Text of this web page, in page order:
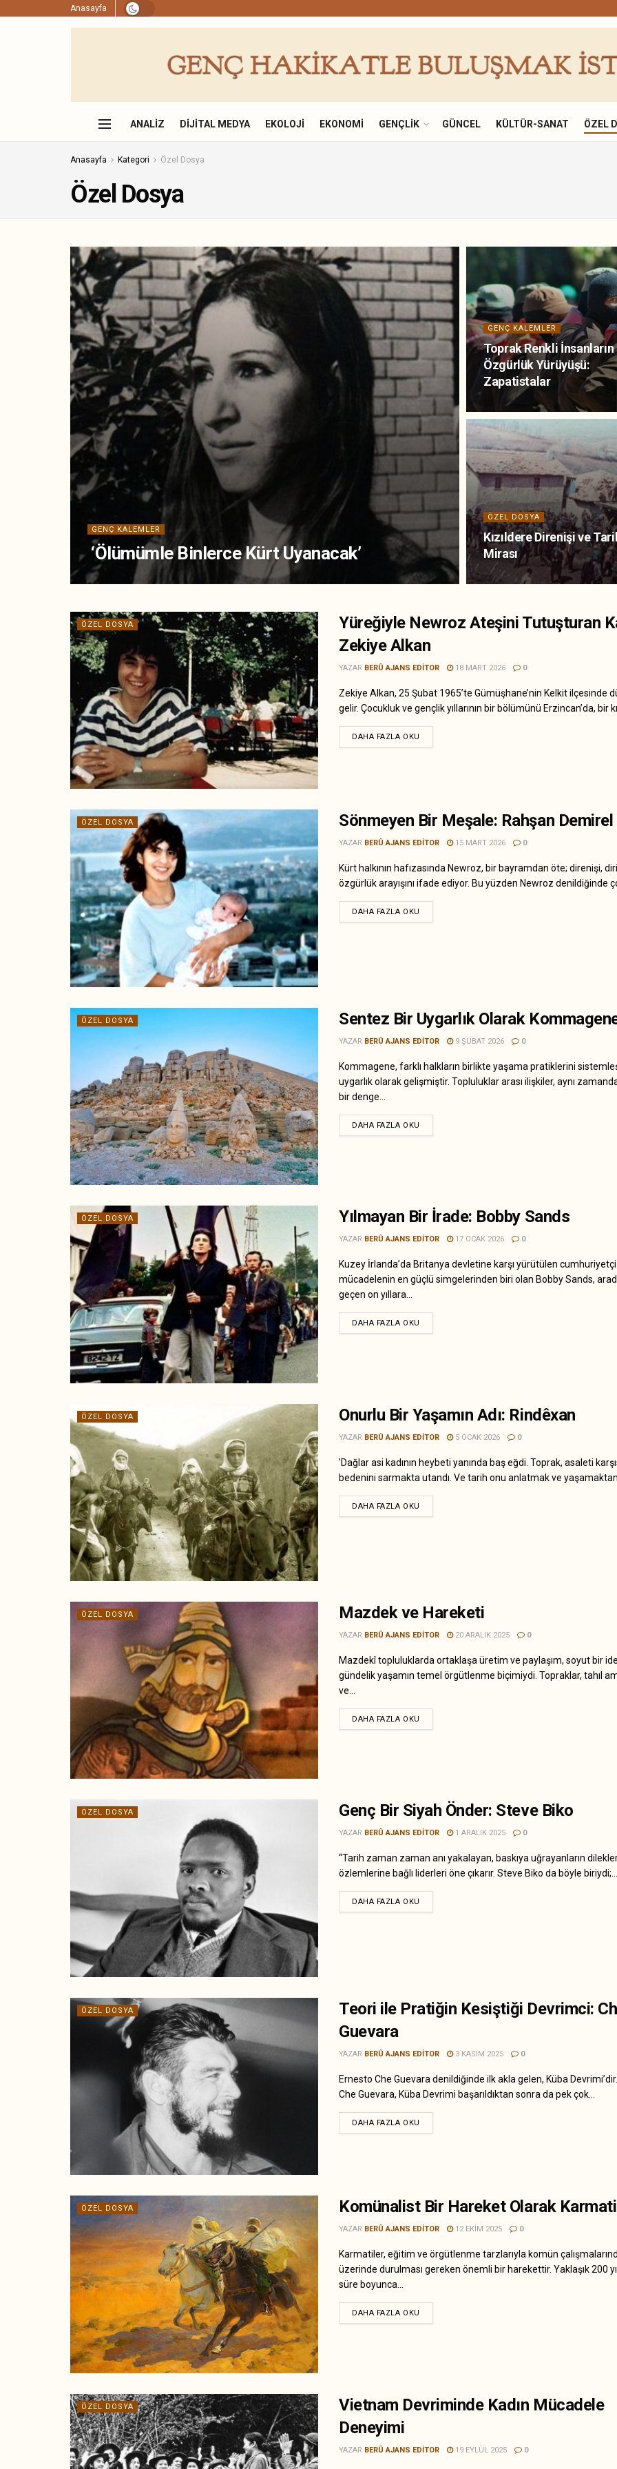
Anasayfa
ANALIZ DIJITAL MEDYA EKOLOJI EKONOMI GENÇLIK GÜNCEL KÜLTÜR-SANAT ÖZEL
Anasayfa Kategori Özel Dosya
Özel Dosya
GENÇ KALEMLER
‘Ölümümle Binlerce Kürt Uyanacak’
GENÇ KALEMLER
Toprak Renkli İnsanların
Özgürlük Yürüyüşü:
Zapatistalar
ÖZEL DOSYA
Kızıldere Direnişi ve
Mirası
ÖZEL DOSYA
Yüreğiyle Newroz Ateşini Tutuşturan
Zekiye Alkan
YAZAR BERÛ AJANS EDITOR 18 MART 2026 0
Zekiye Alkan, 25 Şubat 1965’te Gümüşhane’nin Kelkit ilçesinde
gelir. Çocukluk ve gençlik yıllarının bir bölümünü Erzincan’da, bir
DAHA FAZLA OKU
ÖZEL DOSYA Sönmeyen Bir Meşale: Rahşan Demirel
YAZAR BERÛ AJANS EDITOR 15 MART 2026 0
Kürt halkının hafızasında Newroz, bir bayramdan öte; direnişi,
özgürlük arayışını ifade ediyor. Bu yüzden Newroz denildiğinde
DAHA FAZLA OKU
ÖZEL DOSYA Sentez Bir Uygarlık Olarak
YAZAR BERÛ AJANS EDITOR 9 ŞUBAT 2026 0
Kommagene, farklı halkların birlikte yaşama pratiklerini
uygarlık olarak gelişmiştir. Topluluklar arası ilişkiler, aynı
bir denge...
DAHA FAZLA OKU
ÖZEL DOSYA Yılmayan Bir İrade: Bobby Sands
YAZAR BERÛ AJANS EDITOR 17 OCAK 2026 0
Kuzey İrlanda’da Britanya devletine karşı yürütülen cumhuriyetçi
mücadelenin en güçlü simgelerinden biri olan Bobby Sands,
geçen on yıllara...
DAHA FAZLA OKU
ÖZEL DOSYA Onurlu Bir Yaşamın Adı: Rindêxan
YAZAR BERÛ AJANS EDITOR 5 OCAK 2026 0
'Dağlar asi kadının heybeti yanında baş eğdi. Toprak, asaleti
bedenini sarmakta utandı. Ve tarih onu anlatmak ve
DAHA FAZLA OKU
ÖZEL DOSYA Mazdek ve Hareketi
YAZAR BERÛ AJANS EDITOR 20 ARALIK 2025 0
Mazdekî topluluklarda ortaklaşa üretim ve paylaşım, soyut bir
gündelik yaşamın temel örgütlenme biçimiydi. Topraklar, tahıl
ve...
DAHA FAZLA OKU
ÖZEL DOSYA Genç Bir Siyah Önder: Steve Biko
YAZAR BERÛ AJANS EDITOR 1 ARALIK 2025 0
“Tarih zaman zaman anı yakalayan, baskıya uğrayanların
özlemlerine bağlı liderleri öne çıkarır. Steve Biko da böyle biriydi;...
DAHA FAZLA OKU
ÖZEL DOSYA
Teori ile Pratiğin Kesiştiği Devrimci:
Guevara
YAZAR BERÛ AJANS EDITOR 3 KASIM 2025 0
Ernesto Che Guevara denildiğinde ilk akla gelen, Küba
Che Guevara, Küba Devrimi başarıldıktan sonra da pek çok...
DAHA FAZLA OKU
ÖZEL DOSYA Komünalist Bir Hareket Olarak
YAZAR BERÛ AJANS EDITOR 12 EKIM 2025 0
Karmatiler, eğitim ve örgütlenme tarzlarıyla komün
üzerinde durulması gereken önemli bir harekettir. Yaklaşık 200
süre boyunca...
DAHA FAZLA OKU
ÖZEL DOSYA
Vietnam Devriminde Kadın Mücadele
Deneyimi
YAZAR BERÛ AJANS EDITOR 19 EYLÜL 2025 0